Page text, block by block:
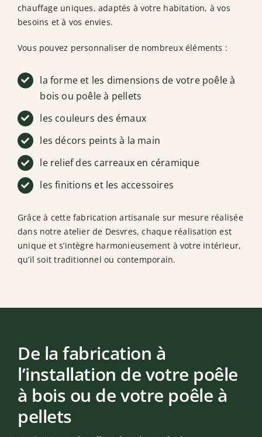
chauffage uniques, adaptés à votre habitation, à vos
besoins et à vos envies.
Vous pouvez personnaliser de nombreux éléments :
la forme et les dimensions de votre poêle à
bois ou poêle à pellets
les couleurs des émaux
les décors peints à la main
le relief des carreaux en céramique
les finitions et les accessoires
Grâce à cette fabrication artisanale sur mesure réalisée
dans notre atelier de Desvres, chaque réalisation est
unique et s’intègre harmonieusement à votre intérieur,
qu’il soit traditionnel ou contemporain.
De la fabrication à
l’installation de votre poêle
à bois ou de votre poêle à
pellets